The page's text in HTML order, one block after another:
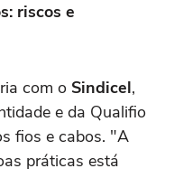
riscos e
com o Sindicel,
e da Qualifio
fios e cabos. "A
práticas está